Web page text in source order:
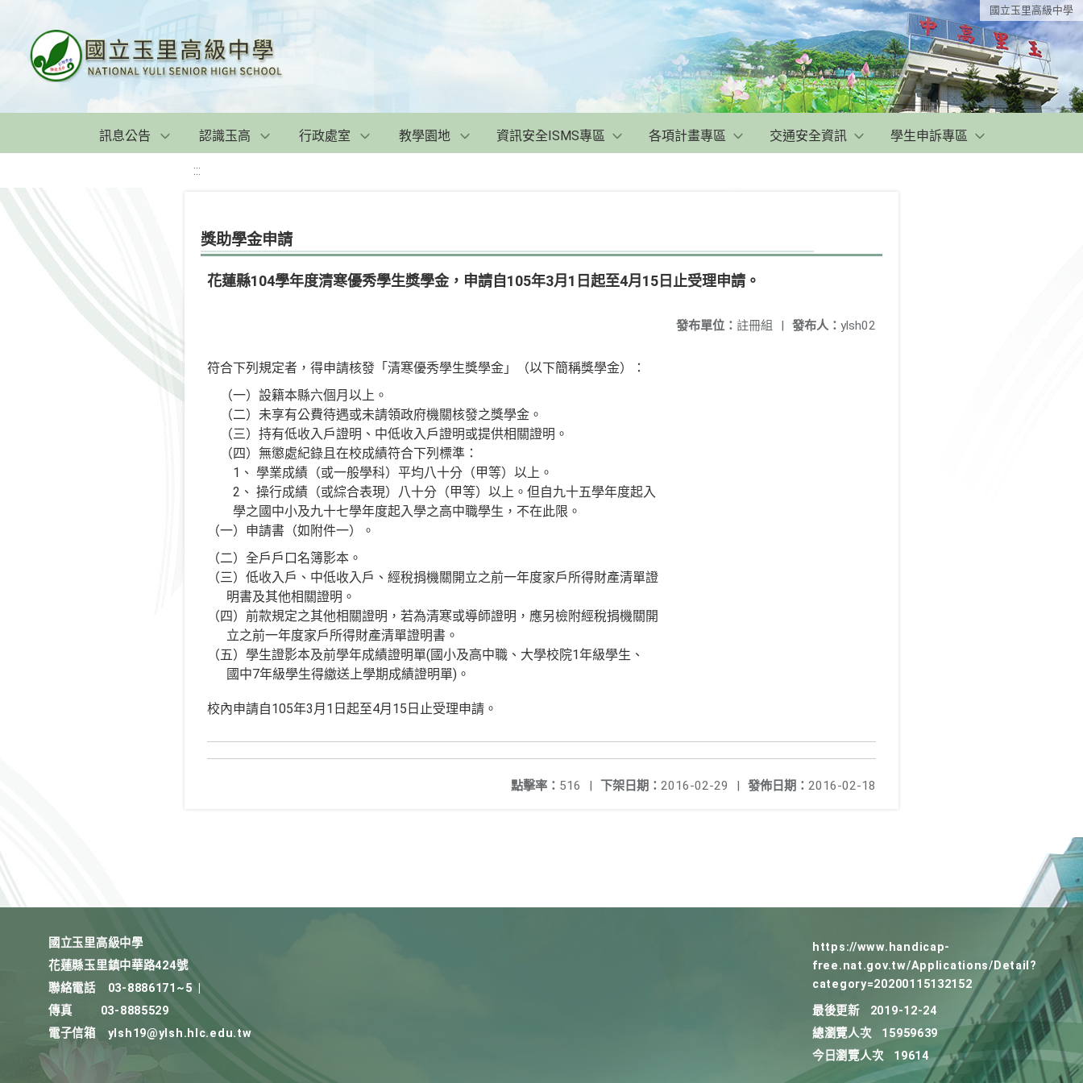
國立玉里高級中學
訊息公告 認識玉高 行政處室 教學園地 資訊安全ISMS專區 各項計畫專區 交通安全資訊 學生申訴專區
:::
獎助學金申請
花蓮縣104學年度清寒優秀學生獎學金，申請自105年3月1日起至4月15日止受理申請。
發布人： ylsh02
發布單位： 註冊組 |
符合下列規定者，得申請核發「清寒優秀學生獎學金」（以下簡稱獎學金）：
（一）設籍本縣六個月以上。
（二）未享有公費待遇或未請領政府機關核發之獎學金。
（三）持有低收入戶證明、中低收入戶證明或提供相關證明。
（四）無懲處紀錄且在校成績符合下列標準：
1 、 學業成績（或一般學科）平均八十分（甲等）以上。
2 、 操行成績（或綜合表現）八十分（甲等）以上。但自九十五學年度起入
學之國中小及九十七學年度起入學之高中職學生，不在此限。
（一）申請書（如附件一）。
（二）全戶戶口名簿影本。
（三）低收入戶、中低收入戶、經稅捐機關開立之前一年度家戶所得財產清單證
明書及其他相關證明。
（四）前款規定之其他相關證明，若為清寒或導師證明，應另檢附經稅捐機關開
立之前一年度家戶所得財產清單證明書。
（五）學生證影本及前學年成績證明單(國小及高中職、大學校院1年級學生、
國中7年級學生得繳送上學期成績證明單) 。
校內申請自105年3月1日起至4月15日止受理申請。
發佈日期： 2016-02-18
下架日期： 2016-02-29 |
點擊率： 516 |
國立玉里高級中學
花蓮縣玉里鎮中華路424號
聯絡電話
03-8886171~5
傳真
03-8885529
電子信箱
ylsh19@ylsh.hlc.edu.tw
https://www.handicap-
free.nat.gov.tw/Applications/Detail?
category=20200115132152
最後更新
2019-12-24
總瀏覽人次
15959639
今日瀏覽人次
19614